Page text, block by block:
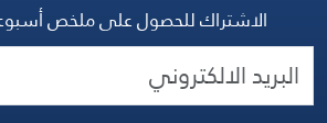
الاشتراك للحصول على ملخص